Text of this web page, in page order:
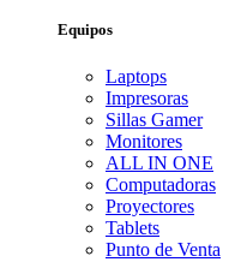
Equipos
Laptops
Impresoras
Sillas Gamer
Monitores
ALL IN ONE
Computadoras
Proyectores
Tablets
Punto de Venta